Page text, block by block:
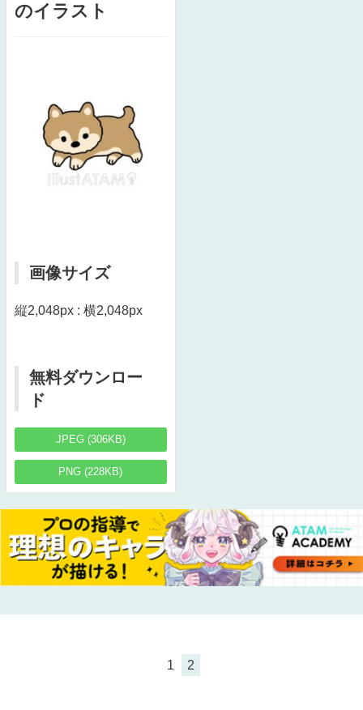
のイラスト
画像サイズ
縦2,048px : 横2,048px
無料ダウンロー
ド
JPEG (306KB)
PNG (228KB)
1 2